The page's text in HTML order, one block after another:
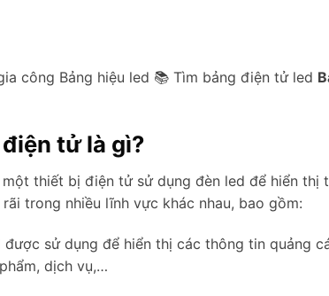
công Bảng hiệu led 📚 Tìm bảng điện tử led
điện tửlà gì?
thiết bị điện tử sử dụng đèn led để hiển thị
trong nhiều lĩnh vực khác nhau, bao gồm:
được sử dụng để hiển thị các thông tin quảng
dịch vụ,…